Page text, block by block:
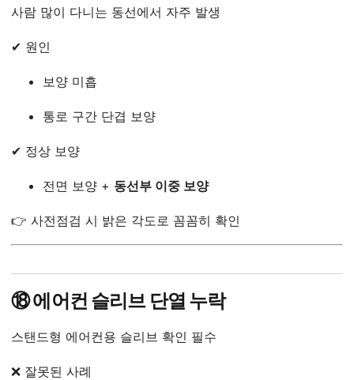
사람 많이 다니는 동선에서 자주 발생
✔ 원인
보양 미흡
통로 구간 단겹 보양
✔ 정상 보양
전면 보양 + 동선부 이중 보양
👉 사전점검 시 밝은 각도로 꼼꼼히 확인
⑱ 에어컨 슬리브 단열 누락
스탠드형 에어컨용 슬리브 확인 필수
❌ 잘못된 사례